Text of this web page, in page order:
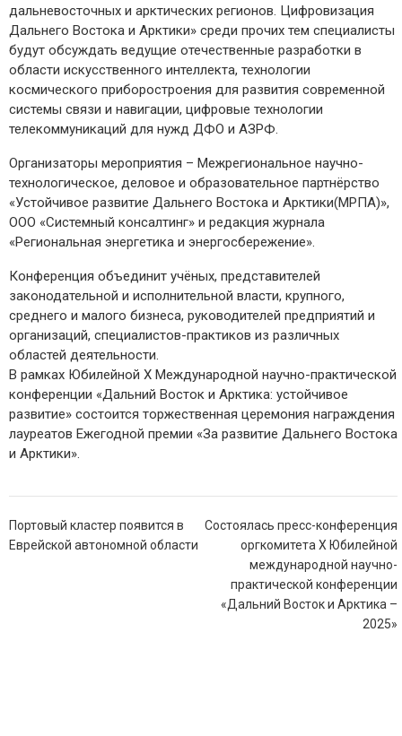
дальневосточных и арктических регионов. Цифровизация
Дальнего Востока и Арктики» среди прочих тем специалисты
будут обсуждать ведущие отечественные разработки в
области искусственного интеллекта, технологии
космического приборостроения для развития современной
системы связи и навигации, цифровые технологии
телекоммуникаций для нужд ДФО и АЗРФ.
Организаторы мероприятия – Межрегиональное научно-
технологическое, деловое и образовательное партнёрство
«Устойчивое развитие Дальнего Востока и Арктики(МРПА)»,
ООО «Системный консалтинг» и редакция журнала
«Региональная энергетика и энергосбережение».
Конференция объединит учёных, представителей
законодательной и исполнительной власти, крупного,
среднего и малого бизнеса, руководителей предприятий и
организаций, специалистов-практиков из различных
областей деятельности.
В рамках Юбилейной X Международной научно-практической
конференции «Дальний Восток и Арктика: устойчивое
развитие» состоится торжественная церемония награждения
лауреатов Ежегодной премии «За развитие Дальнего Востока
и Арктики».
Навигация
по
Портовый кластер появится в
Еврейской автономной области
Состоялась пресс-конференция
оргкомитета Х Юбилейной
международной научно-
практической конференции
«Дальний Восток и Арктика –
2025»